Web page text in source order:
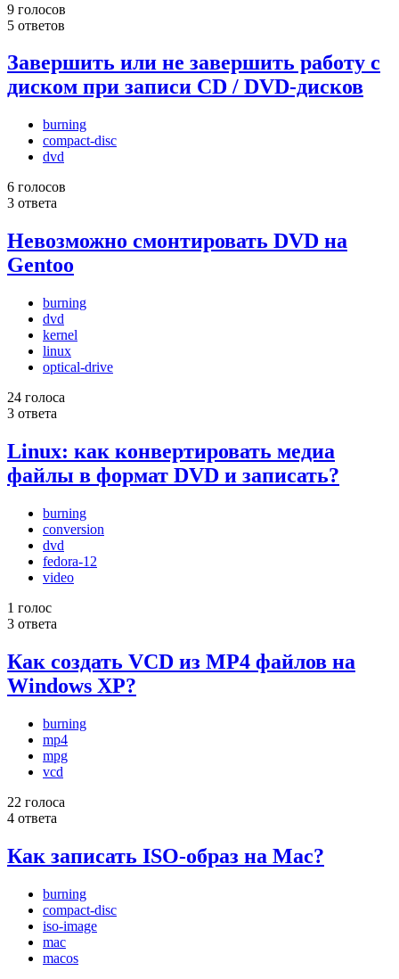
9 голосов
5 ответов
Завершить или не завершить работу с
диском при записи CD / DVD-дисков
burning
compact-disc
dvd
6 голосов
3 ответа
Невозможно смонтировать DVD на
Gentoo
burning
dvd
kernel
linux
optical-drive
24 голоса
3 ответа
Linux: как конвертировать медиа
файлы в формат DVD и записать?
burning
conversion
dvd
fedora-12
video
1 голос
3 ответа
Как создать VCD из MP4 файлов на
Windows XP?
burning
mp4
mpg
vcd
22 голоса
4 ответа
Как записать ISO-образ на Mac?
burning
compact-disc
iso-image
mac
macos